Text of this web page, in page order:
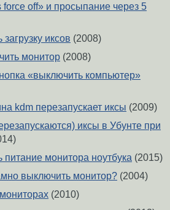
force off» и просыпание через 5
иксов (2008)
монитор (2008)
«выключить компьютер»
kdm перезапускает иксы (2009)
иксы в Убунте при
питание монитора ноутбука (2015)
выключить монитор? (2004)
(2010)